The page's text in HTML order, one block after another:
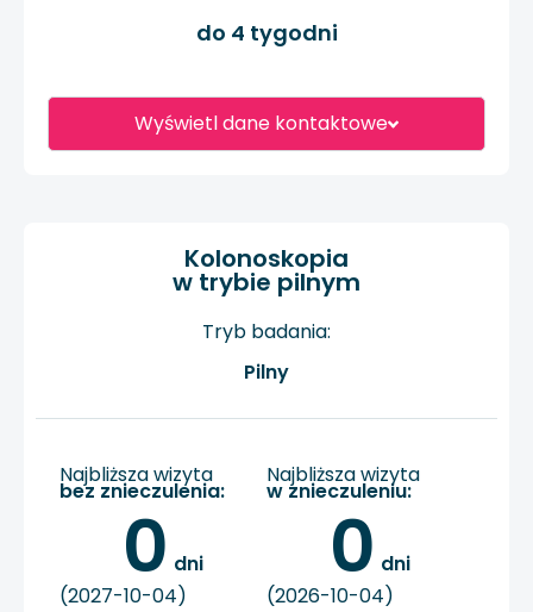
Wyświetl dane kontaktowe
do 4 tygodni
Kolonoskopia
w trybie pilnym
Tryb badania:
Pilny
Najbliższa wizyta
bez znieczulenia:
0 dni
(2027-10-04)
Najbliższa wizyta
w znieczuleniu:
0 dni
(2026-10-04)